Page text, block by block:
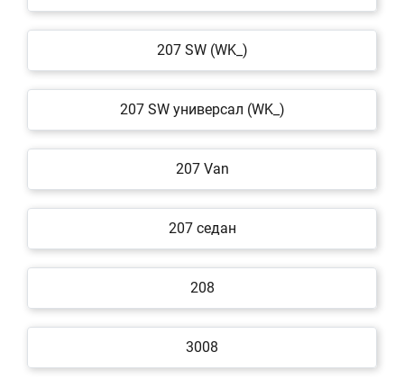
207 SW (WK_)
207 SW универсал (WK_)
207 Van
207 седан
208
3008